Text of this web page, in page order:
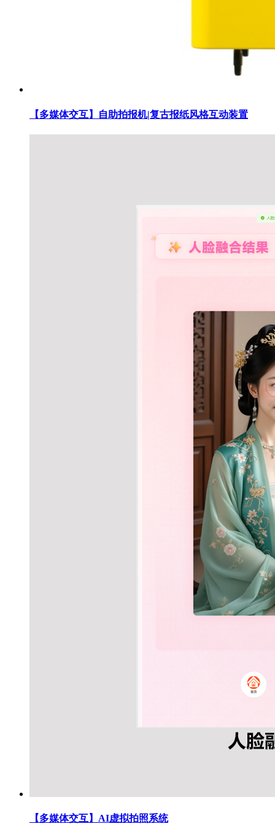
【多媒体交互】自助拍报机|复古报纸风格互动装置
【多媒体交互】AI虚拟拍照系统